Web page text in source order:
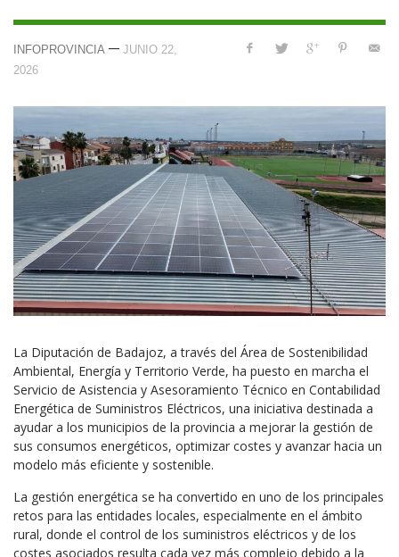
INFOPROVINCIA — JUNIO 22,
2026
La Diputación de Badajoz, a través del Área de Sostenibilidad
Ambiental, Energía y Territorio Verde, ha puesto en marcha el
Servicio de Asistencia y Asesoramiento Técnico en Contabilidad
Energética de Suministros Eléctricos, una iniciativa destinada a
ayudar a los municipios de la provincia a mejorar la gestión de
sus consumos energéticos, optimizar costes y avanzar hacia un
modelo más eficiente y sostenible.
La gestión energética se ha convertido en uno de los principales
retos para las entidades locales, especialmente en el ámbito
rural, donde el control de los suministros eléctricos y de los
costes asociados resulta cada vez más complejo debido a la